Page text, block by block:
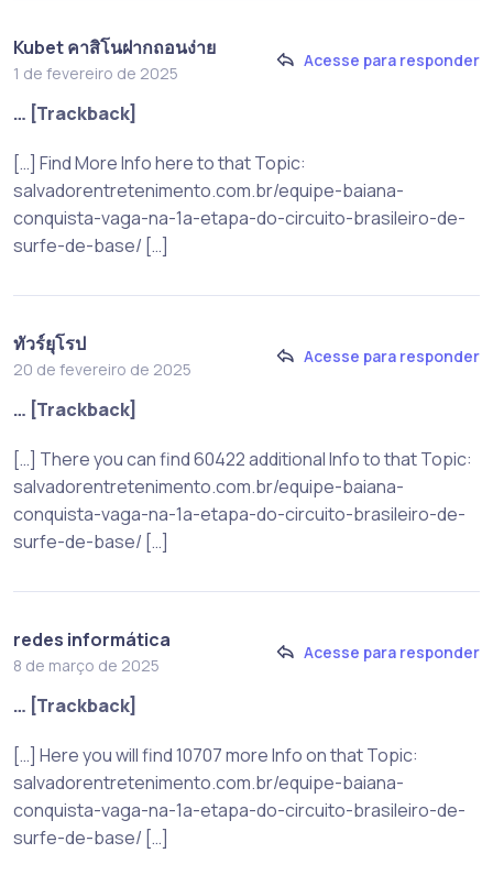
Kubet คาสิโนฝากถอนง่าย
1 de fevereiro de 2025
Acesse para responder
… [Trackback]
[…] Find More Info here to that Topic:
salvadorentretenimento.com.br/equipe-baiana-
conquista-vaga-na-1a-etapa-do-circuito-brasileiro-de-
surfe-de-base/ […]
ทัวร์ยุโรป
20 de fevereiro de 2025
Acesse para responder
… [Trackback]
[…] There you can find 60422 additional Info to that Topic:
salvadorentretenimento.com.br/equipe-baiana-
conquista-vaga-na-1a-etapa-do-circuito-brasileiro-de-
surfe-de-base/ […]
redes informática
8 de março de 2025
Acesse para responder
… [Trackback]
[…] Here you will find 10707 more Info on that Topic:
salvadorentretenimento.com.br/equipe-baiana-
conquista-vaga-na-1a-etapa-do-circuito-brasileiro-de-
surfe-de-base/ […]